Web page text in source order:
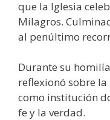
que la Iglesia
Milagros.
al penúltimo
Durante su
reflexionó sobre
como institución
fe y la verdad.